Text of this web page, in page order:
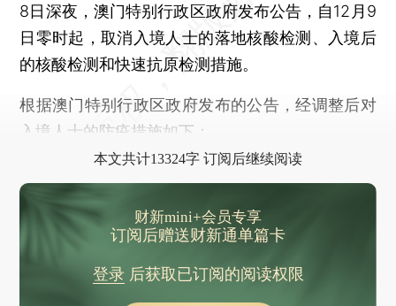
8日深夜，澳门特别行政区政府发布公告，自12月9
日零时起，取消入境人士的落地核酸检测、入境后
的核酸检测和快速抗原检测措施。
根据澳门特别行政区政府发布的公告，经调整后对
入境人士的防疫措施如下：
本文共计13324字 订阅后继续阅读
财新mini+会员专享
订阅后赠送财新通单篇卡
登录后获取已订阅的阅读权限